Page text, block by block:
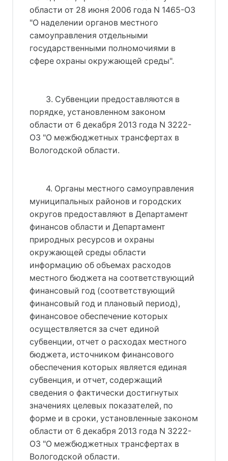
области от 28 июня 2006 года N 1465-ОЗ
"О наделении органов местного
самоуправления отдельными
государственными полномочиями в
сфере охраны окружающей среды".
3. Субвенции предоставляются в
порядке, установленном законом
области от 6 декабря 2013 года N 3222-
ОЗ "О межбюджетных трансфертах в
Вологодской области.
4. Органы местного самоуправления
муниципальных районов и городских
округов предоставляют в Департамент
финансов области и Департамент
природных ресурсов и охраны
окружающей среды области
информацию об объемах расходов
местного бюджета на соответствующий
финансовый год (соответствующий
финансовый год и плановый период),
финансовое обеспечение которых
осуществляется за счет единой
субвенции, отчет о расходах местного
бюджета, источником финансового
обеспечения которых является единая
субвенция, и отчет, содержащий
сведения о фактически достигнутых
значениях целевых показателей, по
форме и в сроки, установленные законом
области от 6 декабря 2013 года N 3222-
ОЗ "О межбюджетных трансфертах в
Вологодской области.